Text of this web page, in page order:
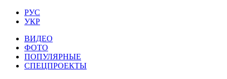
РУС
УКР
ВИДЕО
ФОТО
ПОПУЛЯРНЫЕ
СПЕЦПРОЕКТЫ